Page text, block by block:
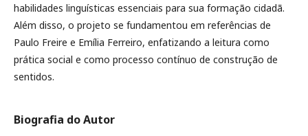
habilidades linguísticas essenciais para sua formação cidadã.
Além disso, o projeto se fundamentou em referências de
Paulo Freire e Emília Ferreiro, enfatizando a leitura como
prática social e como processo contínuo de construção de
sentidos.
Biografia do Autor